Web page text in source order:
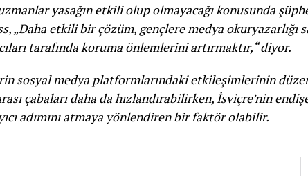
yasağın etkili olup olmayacağı konusunda
„Daha etkili bir çözüm, gençlere medya okuryazarlığı
tarafında koruma önlemlerini artırmaktır,“ diyor.
sosyal medya platformlarındaki etkileşimlerinin
çabaları daha da hızlandırabilirken, İsviçre’nin
adımını atmaya yönlendiren bir faktör olabilir.